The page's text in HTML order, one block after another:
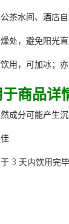
茶水间、酒店
处，避免阳光
用，可加冰；
商品详
成分可能产生
3 天内饮用完毕